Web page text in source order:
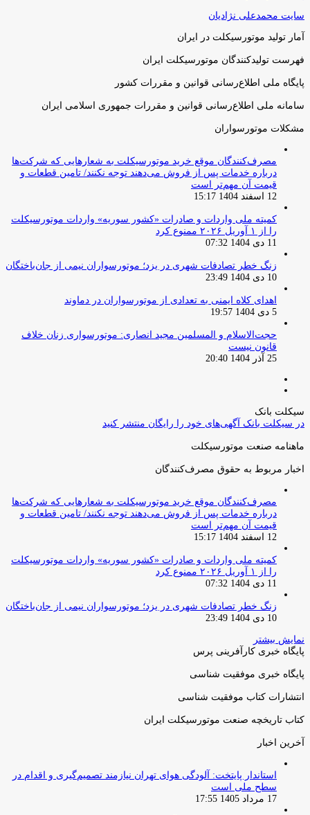
سایت محمدعلی نژادیان
آمار تولید موتورسیکلت در ایران
فهرست تولیدکنندگان موتورسیکلت ایران
پایگاه ملی اطلاع‌رسانی قوانین و مقررات کشور
سامانه ملی اطلاع‌رسانی قوانین و مقررات جمهوری اسلامی ایران
مشکلات موتورسواران
مصرف‌کنندگان موقع خرید موتورسیکلت به شعارهایی که شرکت‌ها
درباره خدمات پس از فروش می‌دهند توجه نکنند/ تامین قطعات و
قیمت آن مهم‌تر است
12 اسفند 1404 15:17
کمیته ملی واردات و صادرات «کشور سوریه» واردات موتورسیکلت
را از ۱ آوریل ۲۰۲۶ ممنوع کرد
11 دی 1404 07:32
زنگ خطر تصادفات شهری در یزد؛ موتورسواران نیمی از جان‌باختگان
10 دی 1404 23:49
اهدای کلاه ایمنی به تعدادی از موتورسواران در دماوند
5 دی 1404 19:57
حجت‌الاسلام و المسلمین مجید انصاری: موتورسواری زنان خلاف
قانون نیست
25 آذر 1404 20:40
سیکلت بانک
در سیکلت بانک آگهی‌های خود را رایگان منتشر کنید
ماهنامه صنعت موتورسیکلت
اخبار مربوط به حقوق مصرف‌کنندگان
مصرف‌کنندگان موقع خرید موتورسیکلت به شعارهایی که شرکت‌ها
درباره خدمات پس از فروش می‌دهند توجه نکنند/ تامین قطعات و
قیمت آن مهم‌تر است
12 اسفند 1404 15:17
کمیته ملی واردات و صادرات «کشور سوریه» واردات موتورسیکلت
را از ۱ آوریل ۲۰۲۶ ممنوع کرد
11 دی 1404 07:32
زنگ خطر تصادفات شهری در یزد؛ موتورسواران نیمی از جان‌باختگان
10 دی 1404 23:49
نمایش بیشتر
پایگاه خبری کارآفرینی پرس
پایگاه خبری موفقیت شناسی
انتشارات کتاب موفقیت شناسی
کتاب تاریخچه صنعت موتورسیکلت ایران
آخرین اخبار
استاندار پایتخت: آلودگی هوای تهران نیازمند تصمیم‌گیری و اقدام در
سطح ملی است
17 مرداد 1405 17:55